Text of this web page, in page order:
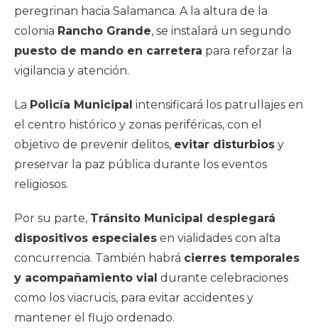
peregrinan hacia Salamanca. A la altura de la
colonia Rancho Grande, se instalará un segundo
puesto de mando en carretera para reforzar la
vigilancia y atención.
La Policía Municipal intensificará los patrullajes en
el centro histórico y zonas periféricas, con el
objetivo de prevenir delitos, evitar disturbios y
preservar la paz pública durante los eventos
religiosos.
Por su parte, Tránsito Municipal desplegará
dispositivos especiales en vialidades con alta
concurrencia. También habrá cierres temporales
y acompañamiento vial durante celebraciones
como los viacrucis, para evitar accidentes y
mantener el flujo ordenado.